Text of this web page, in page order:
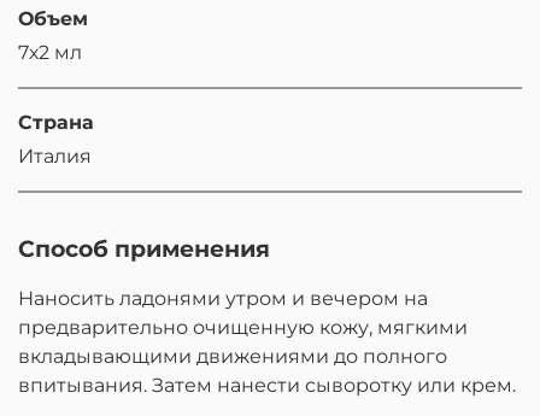
Объем
7х2 мл
Страна
Италия
Способ применения
Наносить ладонями утром и вечером на
предварительно очищенную кожу, мягкими
вкладывающими движениями до полного
впитывания. Затем нанести сыворотку или крем.